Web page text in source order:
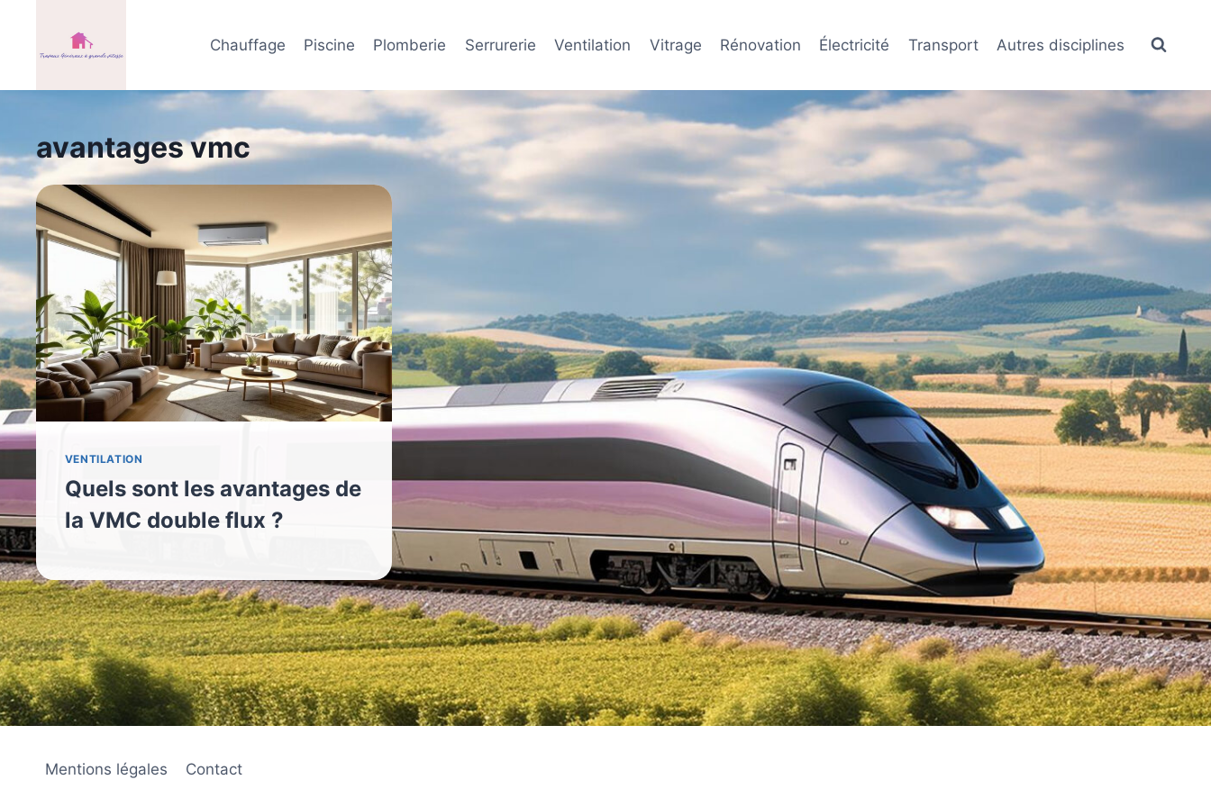
contenu
Chauffage Piscine Plomberie Serrurerie Ventilation Vitrage Rénovation Électricité Transport Autres disciplines
avantages vmc
VENTILATION
Quels sont les avantages de
la VMC double flux ?
Mentions légales Contact